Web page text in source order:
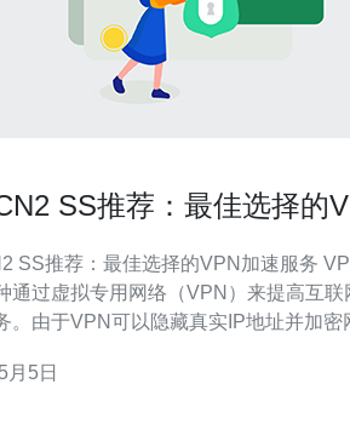
SS推荐：最佳选择的
推荐：最佳选择的VPN加速服务 VPN加速服
通过虚拟专用网络（VPN）来提高互联
。由于VPN可以隐藏真实IP地址并加密
，香港CN2 SS是许多用户的首选。 香港CN2
月5日